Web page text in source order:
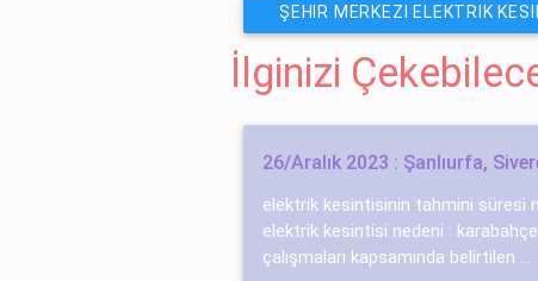
ŞEHIR MERKEZI ELEKTRIK
İlginizi
26/Aralık 2023 : Şanlıurfa,
elektrik kesintisinin tahmini süresi
elektrik kesintisi nedeni :
çalışmaları kapsamında beli̇rti̇len ...